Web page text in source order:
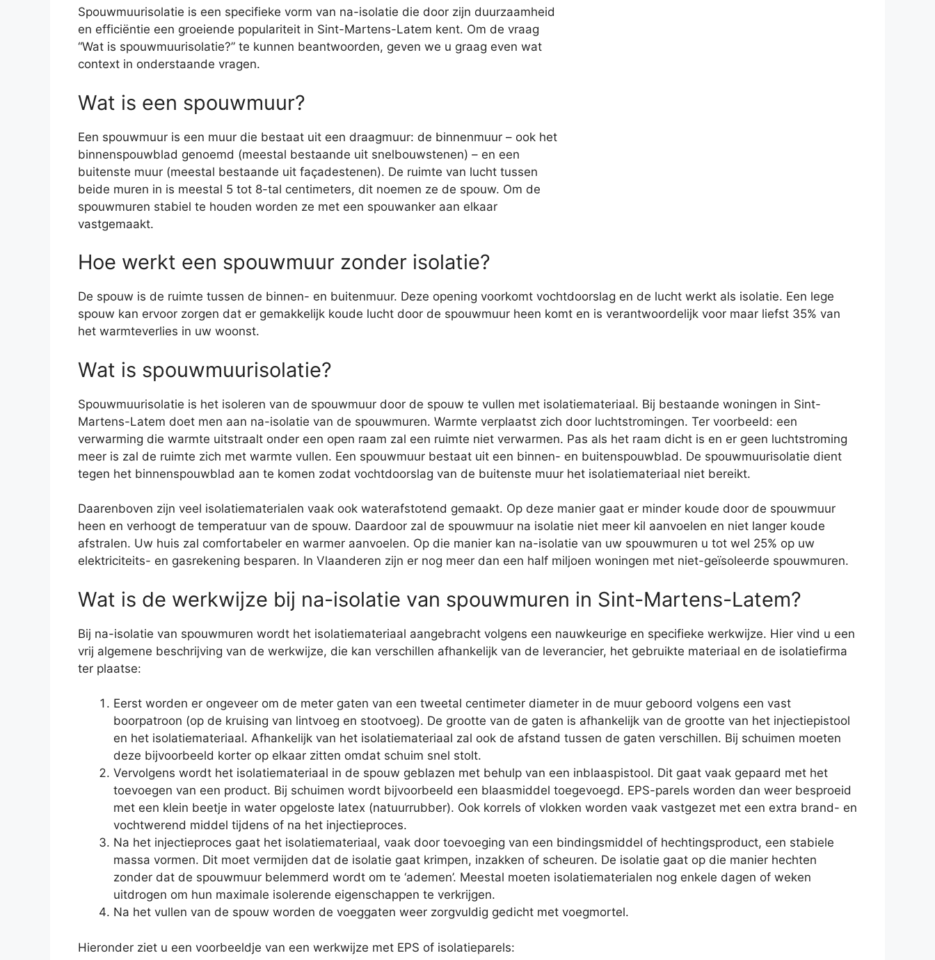
Spouwmuurisolatie is een specifieke vorm van na-isolatie die door zijn duurzaamheid
en efficiëntie een groeiende populariteit in Sint-Martens-Latem kent. Om de vraag
“Wat is spouwmuurisolatie?” te kunnen beantwoorden, geven we u graag even wat
context in onderstaande vragen.
Wat is een spouwmuur?
Een spouwmuur is een muur die bestaat uit een draagmuur: de binnenmuur – ook het
binnenspouwblad genoemd (meestal bestaande uit snelbouwstenen) – en een
buitenste muur (meestal bestaande uit façadestenen). De ruimte van lucht tussen
beide muren in is meestal 5 tot 8-tal centimeters, dit noemen ze de spouw. Om de
spouwmuren stabiel te houden worden ze met een spouwanker aan elkaar
vastgemaakt.
Hoe werkt een spouwmuur zonder isolatie?
De spouw is de ruimte tussen de binnen- en buitenmuur. Deze opening voorkomt vochtdoorslag en de lucht werkt als isolatie. Een lege
spouw kan ervoor zorgen dat er gemakkelijk koude lucht door de spouwmuur heen komt en is verantwoordelijk voor maar liefst 35% van
het warmteverlies in uw woonst.
Wat is spouwmuurisolatie?
Spouwmuurisolatie is het isoleren van de spouwmuur door de spouw te vullen met isolatiemateriaal. Bij bestaande woningen in Sint-
Martens-Latem doet men aan na-isolatie van de spouwmuren. Warmte verplaatst zich door luchtstromingen. Ter voorbeeld: een
verwarming die warmte uitstraalt onder een open raam zal een ruimte niet verwarmen. Pas als het raam dicht is en er geen luchtstroming
meer is zal de ruimte zich met warmte vullen. Een spouwmuur bestaat uit een binnen- en buitenspouwblad. De spouwmuurisolatie dient
tegen het binnenspouwblad aan te komen zodat vochtdoorslag van de buitenste muur het isolatiemateriaal niet bereikt.
Daarenboven zijn veel isolatiematerialen vaak ook waterafstotend gemaakt. Op deze manier gaat er minder koude door de spouwmuur
heen en verhoogt de temperatuur van de spouw. Daardoor zal de spouwmuur na isolatie niet meer kil aanvoelen en niet langer koude
afstralen. Uw huis zal comfortabeler en warmer aanvoelen. Op die manier kan na-isolatie van uw spouwmuren u tot wel 25% op uw
elektriciteits- en gasrekening besparen. In Vlaanderen zijn er nog meer dan een half miljoen woningen met niet-geïsoleerde spouwmuren.
Wat is de werkwijze bij na-isolatie van spouwmuren in Sint-Martens-Latem?
Bij na-isolatie van spouwmuren wordt het isolatiemateriaal aangebracht volgens een nauwkeurige en specifieke werkwijze. Hier vind u een
vrij algemene beschrijving van de werkwijze, die kan verschillen afhankelijk van de leverancier, het gebruikte materiaal en de isolatiefirma
ter plaatse:
Eerst worden er ongeveer om de meter gaten van een tweetal centimeter diameter in de muur geboord volgens een vast
boorpatroon (op de kruising van lintvoeg en stootvoeg). De grootte van de gaten is afhankelijk van de grootte van het injectiepistool
en het isolatiemateriaal. Afhankelijk van het isolatiemateriaal zal ook de afstand tussen de gaten verschillen. Bij schuimen moeten
deze bijvoorbeeld korter op elkaar zitten omdat schuim snel stolt.
Vervolgens wordt het isolatiemateriaal in de spouw geblazen met behulp van een inblaaspistool. Dit gaat vaak gepaard met het
toevoegen van een product. Bij schuimen wordt bijvoorbeeld een blaasmiddel toegevoegd. EPS-parels worden dan weer besproeid
met een klein beetje in water opgeloste latex (natuurrubber). Ook korrels of vlokken worden vaak vastgezet met een extra brand- en
vochtwerend middel tijdens of na het injectieproces.
Na het injectieproces gaat het isolatiemateriaal, vaak door toevoeging van een bindingsmiddel of hechtingsproduct, een stabiele
massa vormen. Dit moet vermijden dat de isolatie gaat krimpen, inzakken of scheuren. De isolatie gaat op die manier hechten
zonder dat de spouwmuur belemmerd wordt om te ‘ademen’. Meestal moeten isolatiematerialen nog enkele dagen of weken
uitdrogen om hun maximale isolerende eigenschappen te verkrijgen.
Na het vullen van de spouw worden de voeggaten weer zorgvuldig gedicht met voegmortel.
Hieronder ziet u een voorbeeldje van een werkwijze met EPS of isolatieparels: